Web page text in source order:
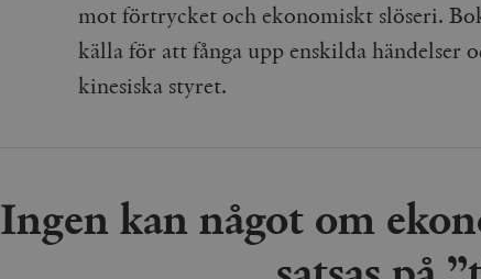
mot förtrycket och ekonomiskt slöseri.
källa för att fånga upp enskilda händelser
kinesiska styret.
Ingen kan något om